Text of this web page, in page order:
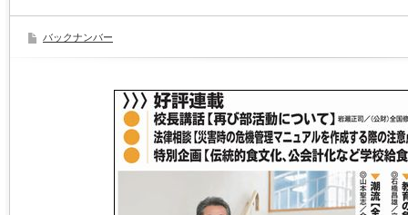
バックナンバー